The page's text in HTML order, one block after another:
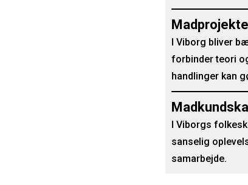
I Viborg bliver
forbinder teori
handlinger kan
I Viborgs
sanselig
samarbejde.